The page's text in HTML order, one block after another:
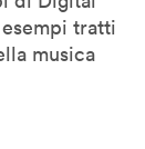
tratti
musica